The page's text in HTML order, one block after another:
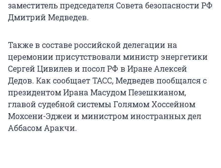
заместитель председателя Совета безопасности РФ
Дмитрий Медведев.
Также в составе российской делегации на
церемонии присутствовали министр энергетики
Сергей Цивилев и посол РФ в Иране Алексей
Дедов. Как сообщает ТАСС, Медведев пообщался с
президентом Ирана Масудом Пезешкианом,
главой судебной системы Голямом Хоссейном
Мохсени-Эджеи и министром иностранных дел
Аббасом Аракчи.